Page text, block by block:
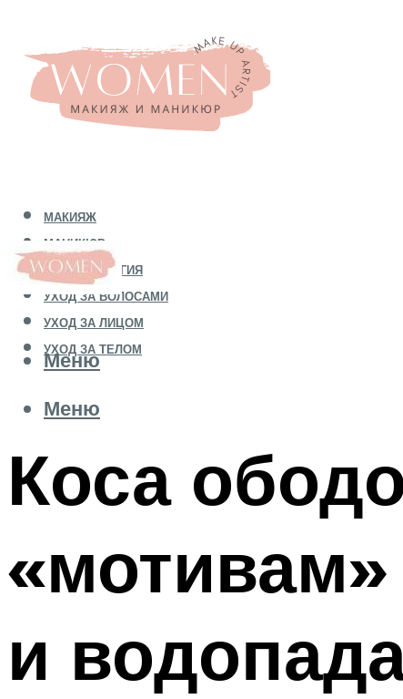
МАКИЯЖ
МАНИКЮР
КОСМЕТОЛОГИЯ
УХОД ЗА ВОЛОСАМИ
УХОД ЗА ЛИЦОМ
УХОД ЗА ТЕЛОМ
Меню
Меню
Коса
и